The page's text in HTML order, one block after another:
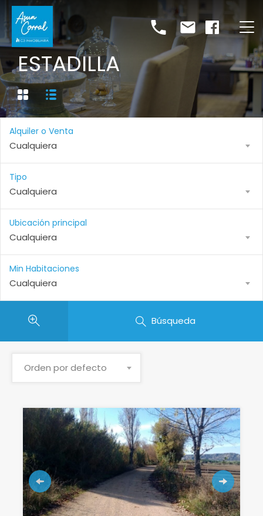
ESTADILLA
Alquiler o Venta
Cualquiera
Tipo
Cualquiera
Ubicación principal
Cualquiera
Min Habitaciones
Cualquiera
Búsqueda
Orden por defecto